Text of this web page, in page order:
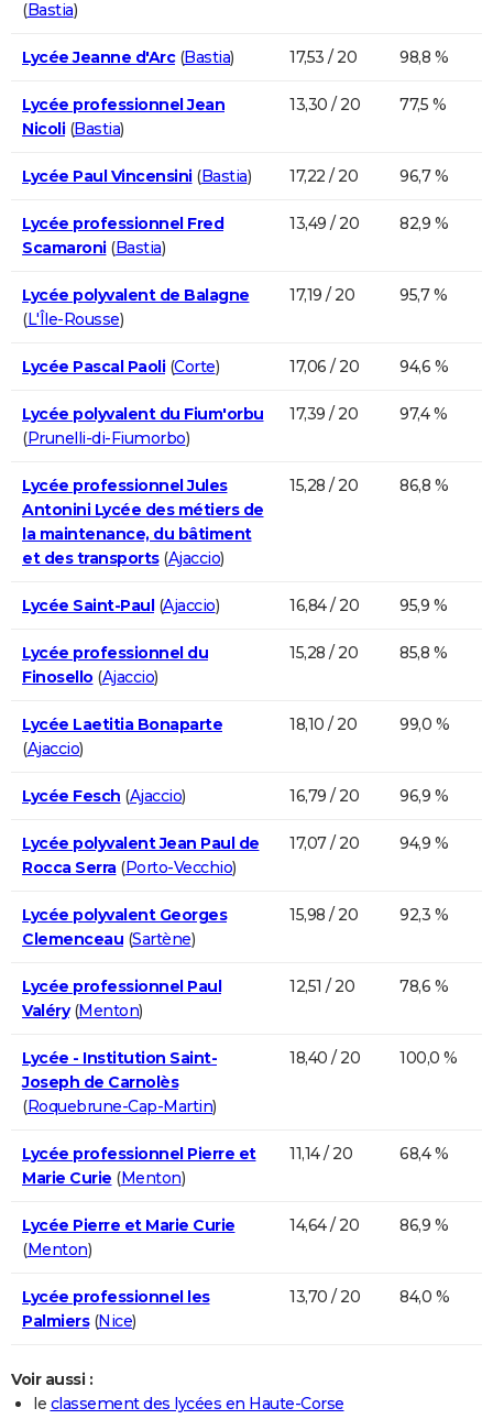
(Bastia)
Lycée Jeanne d'Arc(Bastia) 17,53 / 20 98,8 %
Lycée professionnel Jean
Nicoli(Bastia)
13,30 / 20 77,5 %
Lycée Paul Vincensini(Bastia) 17,22 / 20 96,7 %
Lycée professionnel Fred
Scamaroni(Bastia)
13,49 / 20 82,9 %
Lycée polyvalent de Balagne
(L'Île-Rousse)
17,19 / 20 95,7 %
Lycée Pascal Paoli(Corte) 17,06 / 20 94,6 %
Lycée polyvalent du Fium'orbu
(Prunelli-di-Fiumorbo)
17,39 / 20 97,4 %
Lycée professionnel Jules
Antonini Lycée des métiers de
la maintenance, du bâtiment
et des transports(Ajaccio)
15,28 / 20 86,8 %
Lycée Saint-Paul(Ajaccio) 16,84 / 20 95,9 %
Lycée professionnel du
Finosello (Ajaccio)
15,28 / 20 85,8 %
Lycée Laetitia Bonaparte
(Ajaccio)
18,10 / 20 99,0 %
Lycée Fesch (Ajaccio) 16,79 / 20 96,9 %
Lycée polyvalent Jean Paul de
Rocca Serra(Porto-Vecchio)
17,07 / 20 94,9 %
Lycée polyvalent Georges
Clemenceau (Sartène)
15,98 / 20 92,3 %
Lycée professionnel Paul
Valéry(Menton)
12,51 / 20 78,6 %
Lycée - Institution Saint-
Joseph de Carnolès
(Roquebrune-Cap-Martin)
18,40 / 20 100,0 %
Lycée professionnel Pierre et
Marie Curie (Menton)
11,14 / 20 68,4 %
Lycée Pierre et Marie Curie
(Menton)
14,64 / 20 86,9 %
Lycée professionnel les
Palmiers(Nice)
13,70 / 20 84,0 %
Voir aussi :
le classement des lycées en Haute-Corse